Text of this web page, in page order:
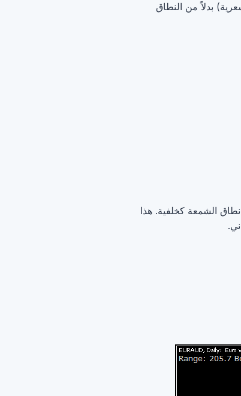
بدلاً من النطاق
الشمعة كخلفية. هذا